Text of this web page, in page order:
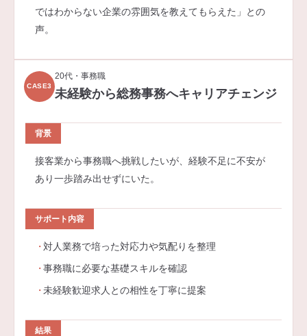
ではわからない企業の雰囲気を教えてもらえた」との
声。
CASE3
20代・事務職
未経験から総務事務へキャリアチェンジ
背景
接客業から事務職へ挑戦したいが、経験不足に不安が
あり一歩踏み出せずにいた。
サポート内容
対人業務で培った対応力や気配りを整理
事務職に必要な基礎スキルを確認
未経験歓迎求人との相性を丁寧に提案
結果